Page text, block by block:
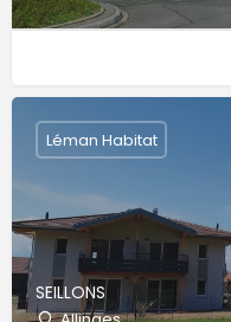
SEILLONS
Léman Habitat